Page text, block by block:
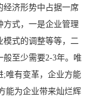
经济形势中占据一席
方式，一是企业管理
模式的调整等等，二
至少需要2-3年。唯
;唯有变革，企业方能
能为企业带来灿烂辉